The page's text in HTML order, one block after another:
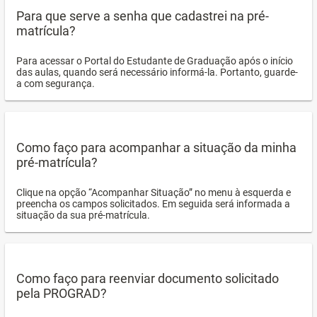
Para que serve a senha que cadastrei na pré-
matrícula?
Para acessar o Portal do Estudante de Graduação após o início
das aulas, quando será necessário informá-la. Portanto, guarde-
a com segurança.
Como faço para acompanhar a situação da minha
pré-matrícula?
Clique na opção “Acompanhar Situação” no menu à esquerda e
preencha os campos solicitados. Em seguida será informada a
situação da sua pré-matrícula.
Como faço para reenviar documento solicitado
pela PROGRAD?